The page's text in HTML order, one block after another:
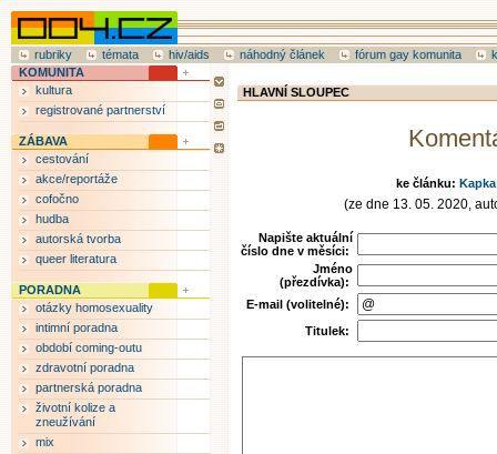
rubriky témata hiv/aids náhodný článek fórum gay komunita
HLAVNÍ SLOUPEC
ke článku:
(ze dne 13. 05. 2020,
Napište aktuální
číslo dne v měsíci:
Jméno
(přezdívka):
E-mail (volitelné):
Titulek:
KOMUNITA
kultura
registrované partnerství
ZÁBAVA
cestování
akce/reportáže
cofočno
hudba
autorská tvorba
queer literatura
PORADNA
otázky homosexuality
intimní poradna
období coming-outu
zdravotní poradna
partnerská poradna
životní kolize a
zneužívání
mix